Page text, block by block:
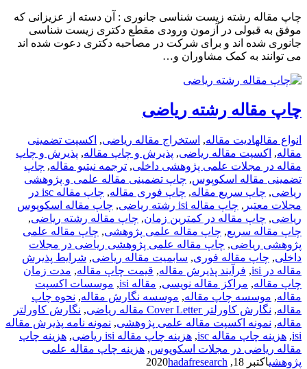
چاپ مقاله رشته زیست شناسی جانوری : آن دسته از عزیزانی که
موفق به قبولی در آزمون ورودی مقطع دکتری زیست شناسی
جانوری شده اند و برای شرکت در مصاحبه دکتری دعوت شده اند
می توانند به کمک مشاوران و…
چاپ مقاله رشته ریاضی
انواع مقالهادیت مقاله, استخراج مقاله ریاضی, اکسپت تضمینی
مقاله, اکسپت مقاله ریاضی, پذیرش و چاپ مقاله, پذیرش و چاپ
مقاله در مجلات علمی پژوهشی داخلی, ترجمه نیتیو مقاله, چاپ
تضمینی مقاله اسکوپوس, چاپ تضمینی مقاله علمی و پژوهشی
ریاضی, چاپ سریع مقاله, چاپ فوری مقاله,
چاپ مقاله isc در
مجلات معتبر , چاپ مقاله isi رشته ریاضی , چاپ مقاله اسکوپوس
ریاضی, چاپ مقاله در کمترین زمان, چاپ مقاله رشته ریاضی,
چاپ مقاله سریع, چاپ مقاله علمی پژوهشی, چاپ مقاله علمی
پژوهشی ریاضی, چاپ مقاله علمی پژوهشی ریاضی در مجلات
داخلی, چاپ مقاله فوری, سابمیت مقاله ریاضی, شرایط پذیرش
مقاله در isi
, فرآیند پذیرش مقاله, قیمت چاپ مقاله, مدت زمان
چاپ مقاله, مراکز مقاله نویسی, مقاله isi , موسسات اکسپت
مقاله, موسسه چاپ مقاله, موسسه نگارش مقاله, نحوه چاپ
مقاله, نگارش کاورلتر Cover Letter مقاله ریاضی , نگارش کاورلتر
مقاله, نمونه اکسپت مقاله علمی پژوهشی, نمونه نامه پذیرش مقاله
isi
, هزینه چاپ مقاله isc , هزینه چاپ مقاله isi ریاضی , هزینه چاپ
مقاله ریاضی در مجلات اسکوپوس, هزینه چاپ مقاله علمی
پژوهشیاکتبر 18, 2020 hadafresearch